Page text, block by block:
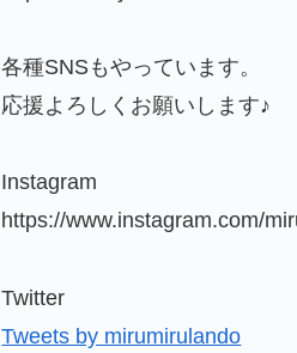
各種SNSもやっています。
応援よろしくお願いします♪
Instagram
https://www.instagram.com/
Twitter
Tweets by mirumirulando